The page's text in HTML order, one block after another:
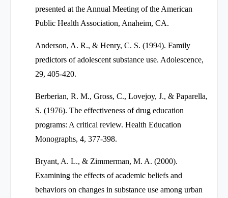
presented at the Annual Meeting of the American
Public Health Association, Anaheim, CA.
Anderson, A. R., & Henry, C. S. (1994). Family
predictors of adolescent substance use. Adolescence,
29, 405-420.
Berberian, R. M., Gross, C., Lovejoy, J., & Paparella,
S. (1976). The effectiveness of drug education
programs: A critical review. Health Education
Monographs, 4, 377-398.
Bryant, A. L., & Zimmerman, M. A. (2000).
Examining the effects of academic beliefs and
behaviors on changes in substance use among urban